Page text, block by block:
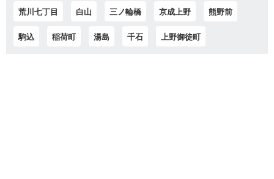
荒川七丁目 白山 三ノ輪橋 京成上野 熊野前
駒込 稲荷町 湯島 千石 上野御徒町